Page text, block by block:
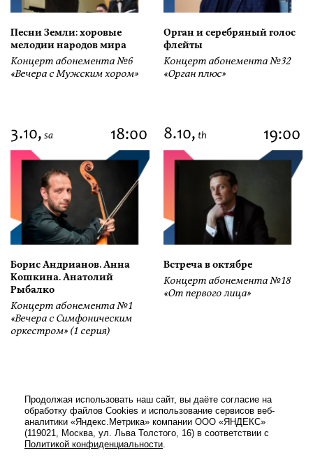
Песни Земли: хоровые
мелодии народов мира
Концерт абонемента №6
«Вечера с Мужским хором»
Орган и серебряный голос
флейты
Концерт абонемента №32
«Орган плюс»
3.10, sa 18:00
Борис Андрианов. Анна
Кошкина. Анатолий
Рыбалко
Концерт абонемента №1
«Вечера с Симфоническим
оркестром» (1 серия)
8.10, th 19:00
Встреча в октябре
Концерт абонемента №18
«От первого лица»
Продолжая использовать наш сайт, вы даёте согласие на
обработку файлов Cookies и использование сервисов веб-
аналитики «Яндекс.Метрика» компании ООО «ЯНДЕКС»
(119021, Москва, ул. Льва Толстого, 16) в соответствии с
Политикой конфиденциальности.